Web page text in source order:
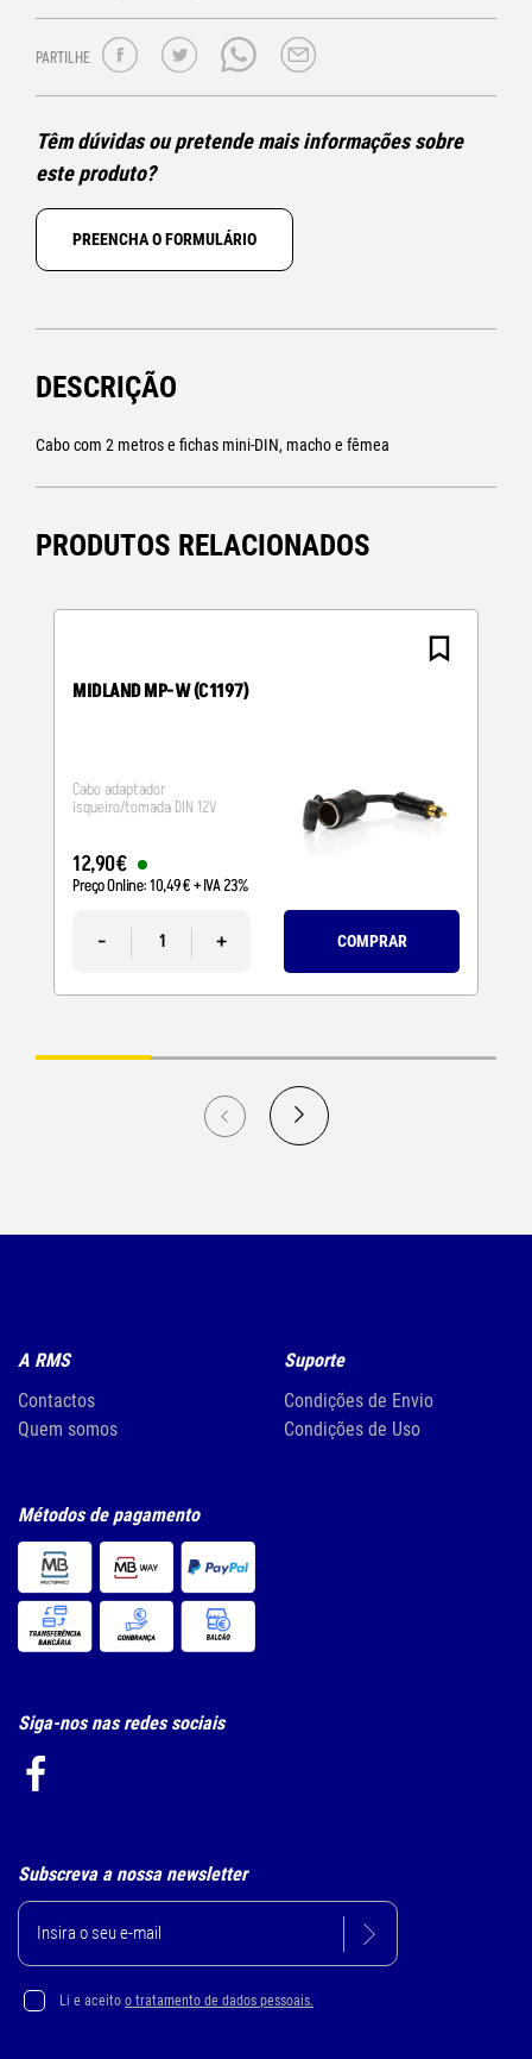
PARTILHE
Têm dúvidas ou pretende mais informações sobre
este produto?
PREENCHA O FORMULÁRIO
DESCRIÇÃO
Cabo com 2 metros e fichas mini-DIN, macho e fêmea
PRODUTOS RELACIONADOS
MIDLAND MP-W (C1197)
Cabo adaptador
isqueiro/tomada DIN 12V
12,90€
Preço Online:10,49€+ IVA 23%
- + COMPRAR
A RMS
Contactos
Quem somos
Suporte
Condições de Envio
Condições de Uso
Métodos de pagamento
Siga-nos nas redes sociais
Subscreva a nossa newsletter
Li e aceito o tratamento de dados pessoais.